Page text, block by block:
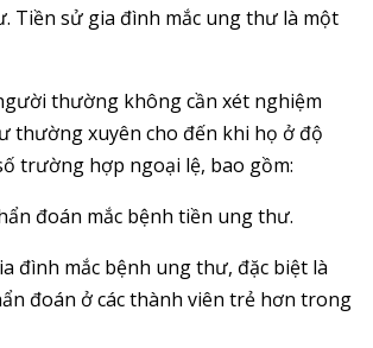
Tiền sử gia đình mắc ung thư là một
thường không cần xét nghiệm
thường xuyên cho đến khi họ ở độ
trường hợp ngoại lệ, bao gồm:
đoán mắc bệnh tiền ung thư.
đình mắc bệnh ung thư, đặc biệt là
đoán ở các thành viên trẻ hơn trong